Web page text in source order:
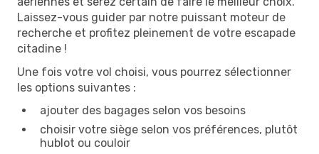
Laissez-vous guider par notre puissant moteur de
recherche et profitez pleinement de votre escapade
citadine !
Une fois votre vol choisi, vous pourrez sélectionner
les options suivantes :
ajouter des bagages selon vos besoins
choisir votre siège selon vos préférences, plutôt
hublot ou couloir